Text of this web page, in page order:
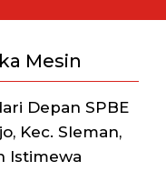
Mesin
Depan SPBE
Kec. Sleman,
Istimewa